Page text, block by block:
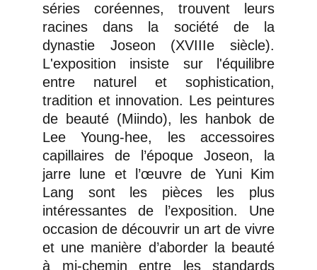
séries coréennes, trouvent leurs
racines dans la société de la
dynastie Joseon (XVIIIe siècle).
L'exposition insiste sur l'équilibre
entre naturel et sophistication,
tradition et innovation. Les peintures
de beauté (Miindo), les hanbok de
Lee Young-hee, les accessoires
capillaires de l’époque Joseon, la
jarre lune et l’œuvre de Yuni Kim
Lang sont les pièces les plus
intéressantes de l’exposition. Une
occasion de découvrir un art de vivre
et une manière d’aborder la beauté
à mi-chemin entre les standards